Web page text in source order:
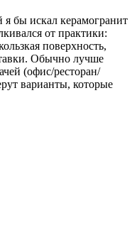
бы искал керамогранит
от практики:
поверхность,
Обычно лучше
(офис/ресторан/
варианты, которые